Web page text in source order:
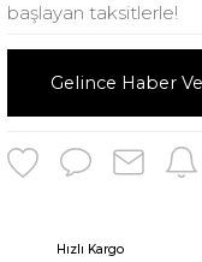
başlayan taksitlerle!
Gelince Haber
Hızlı Kargo